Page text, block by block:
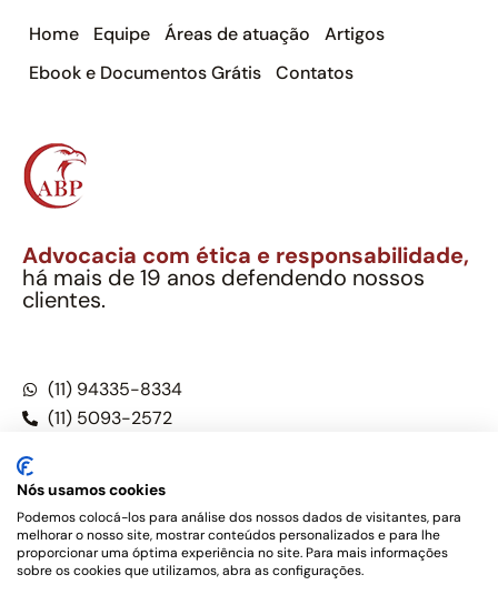
Home Equipe Áreas de atuação
Artigos
Ebook e Documentos Grátis
Contatos
Advocacia com ética e responsabilidade,
há mais de 19 anos defendendo nossos
clientes.
(11) 94335-8334
(11) 5093-2572
Este site não é um produto Meta Platforms, Inc., Google LLC,
tampouco oferece serviços públicos oficiais. Somos um
Nós usamos cookies
Podemos colocá-los para análise dos nossos dados de visitantes, para
melhorar o nosso site, mostrar conteúdos personalizados e para lhe
proporcionar uma óptima experiência no site. Para mais informações
sobre os cookies que utilizamos, abra as configurações.